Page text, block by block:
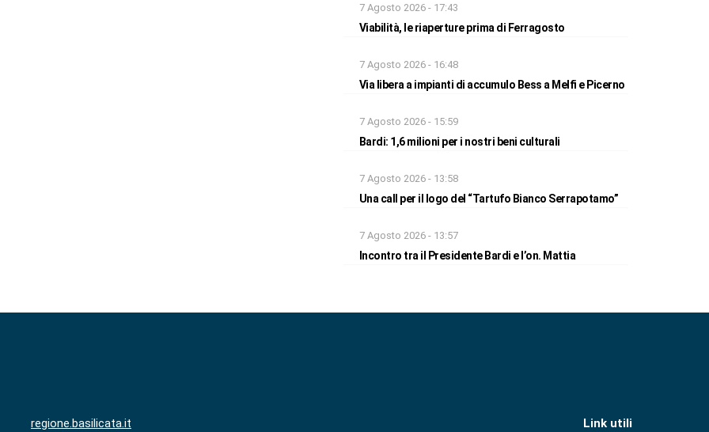
7 Agosto 2026 - 17:43
Viabilità, le riaperture prima di Ferragosto
7 Agosto 2026 - 16:48
Via libera a impianti di accumulo Bess a Melfi e Picerno
7 Agosto 2026 - 15:59
Bardi: 1,6 milioni per i nostri beni culturali
7 Agosto 2026 - 13:58
Una call per il logo del “Tartufo Bianco Serrapotamo”
7 Agosto 2026 - 13:57
Incontro tra il Presidente Bardi e l’on. Mattia
regione.basilicata.it Link utili